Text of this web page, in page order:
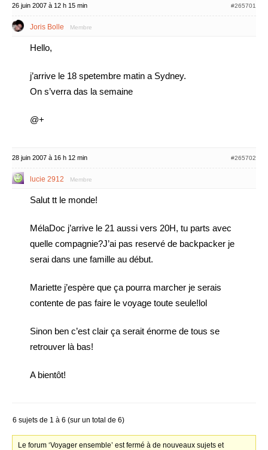
26 juin 2007 à 12 h 15 min #265701
Joris Bolle Membre
Hello,
j’arrive le 18 spetembre matin a Sydney.
On s’verra das la semaine
@+
28 juin 2007 à 16 h 12 min #265702
lucie 2912 Membre
Salut tt le monde!
MélaDoc j’arrive le 21 aussi vers 20H, tu parts avec
quelle compagnie?J’ai pas reservé de backpacker je
serai dans une famille au début.
Mariette j’espère que ça pourra marcher je serais
contente de pas faire le voyage toute seule!lol
Sinon ben c’est clair ça serait énorme de tous se
retrouver là bas!
A bientôt!
6 sujets de 1 à 6 (sur un total de 6)
Le forum ‘Voyager ensemble’ est fermé à de nouveaux sujets et